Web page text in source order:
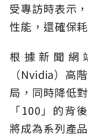
受專訪時表示
性能，還確保耗
根據新聞網
（Nvidia）高
局，同時降低
「100」的背
將成為系列產